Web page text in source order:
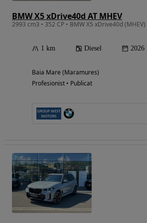
BMW X5 xDrive40d AT MHEV
2993 cm3 • 352 CP • BMW X5 xDrive40d (MHEV)
1 km Diesel 2026
Baia Mare (Maramures)
Profesionist • Publicat